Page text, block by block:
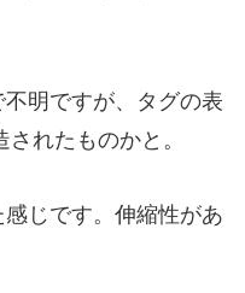
明ですが、タグの表
れたものかと。
じです。伸縮性があ